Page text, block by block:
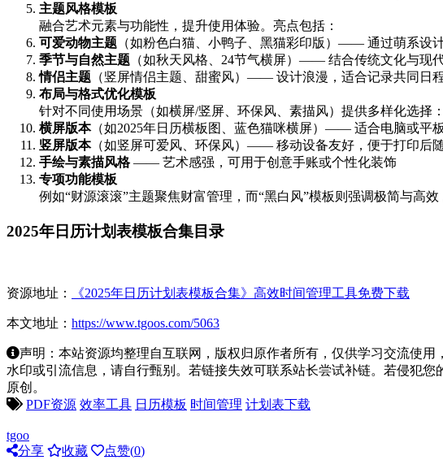
主题风格模板
融合艺术元素与功能性，提升使用体验。亮点包括：
可爱动物主题 （如粉色白猫、小鸭子、黑猫彩印版）—— 通过萌系设
季节与自然主题 （如秋天风格、24节气横屏）—— 结合传统文化与现
情侣主题 （竖屏情侣主题、甜蜜风）—— 设计浪漫，适合记录共同日
布局与格式优化模板
针对不同使用场景（如横屏/竖屏、环保风、素描风）提供多样化选择：
横屏版本（如2025年日历横板图、蓝色猫咪横屏）—— 适合电脑或平
竖屏版本（如竖屏可爱风、环保风）—— 移动设备友好，便于打印后
手绘与素描风格—— 艺术感强，可用于创意手账或个性化装饰
专项功能模板
例如“财源滚滚”主题聚焦财富管理，而“黑白风”模板则强调极简与高效
2025年日历计划表模板合集目录
资源地址： 《2025年日历计划表模板合集》高效时间管理工具免费下载
本文地址： https://www.tgoos.com/5063
声明：本站资源均整理自互联网，版权归原作者所有，仅供学习交流使
水印或引流信息，请自行甄别。若链接失效可联系站长尝试补链。若侵犯您
原创。
PDF资源 效率工具 日历模板 时间管理 计划表下载
tgoo
分享
收藏 点赞(0)